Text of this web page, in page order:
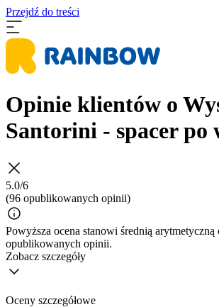
Przejdź do treści
Opinie klientów o
Santorini - spacer po
5.0/6
(96 opublikowanych opinii)
Powyższa ocena stanowi średnią arytmetyczną
opublikowanych opinii.
Zobacz szczegóły
Oceny szczegółowe